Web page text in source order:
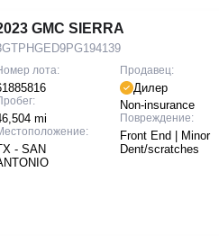
GMC SIERRA
лота:
mi
- SAN
Продавец:
Дилер
Non-insurance
Повреждение:
Front End | Minor
Dent/scratches